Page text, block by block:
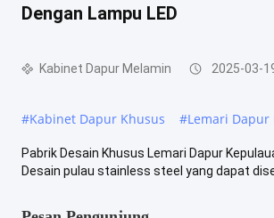
Dengan Lampu LED
Kabinet Dapur Melamin 2025-03-
#Kabinet Dapur Khusus #Lemari
Pabrik Desain Khusus Lemari Dapur
Desain pulau stainless steel yang dapat